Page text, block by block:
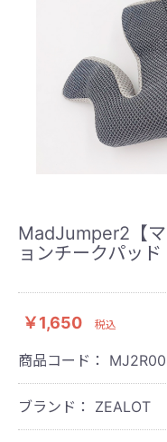
MadJumper2【
ョンチークパッ
￥1,650 税込
商品コード：
ブランド： ZEALOT